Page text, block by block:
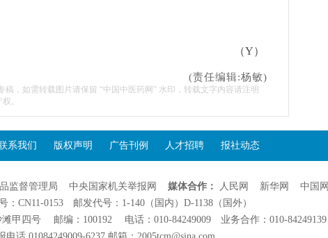
（Y）
(责任编辑:杨敏)
，如需转载图片请保留 “中国中医药网” 水印，转载文字内容请注明
。
系我们 版权声明 广告刊例 人才招聘 报社动态
监督管理局 中央国家机关举报网 媒体合作： 人民网 新华网 中国网
：CN11-0153 邮发代号：1-140（国内）D-1138（国外）
滩甲四号 邮编：100192 电话：010-84249009 业务合作：010-84249139